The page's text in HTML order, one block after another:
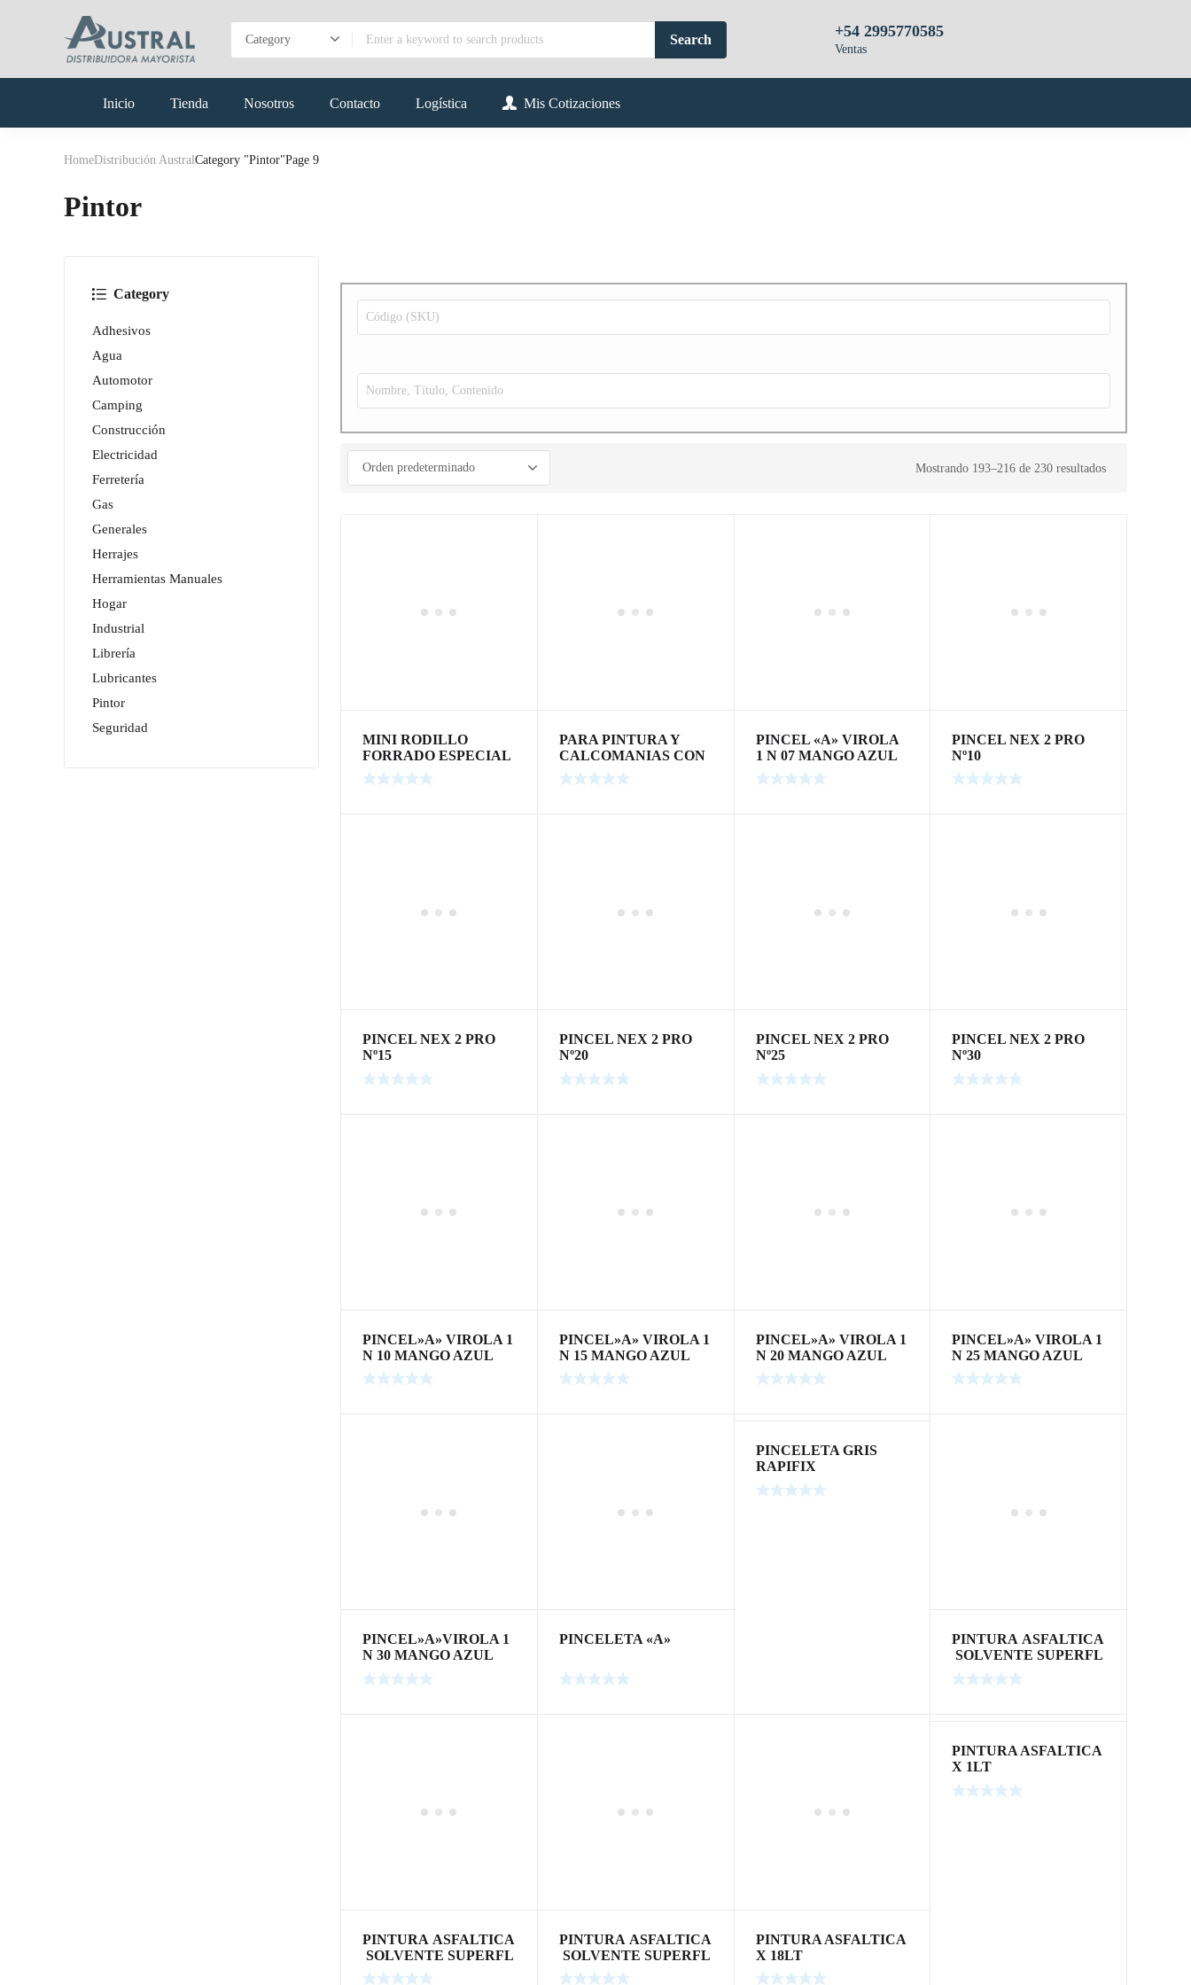
+54 2995770585
Ventas
Inicio Tienda Nosotros Contacto Logística Mis Cotizaciones
HomeDistribución Austral Category "Pintor"Page 9
Pintor
Category
Adhesivos
Agua
Automotor
Camping
Construcción
Electricidad
Ferretería
Gas
Generales
Herrajes
Herramientas Manuales
Hogar
Industrial
Librería
Lubricantes
Pintor
Seguridad
Mostrando 193–216 de 230 resultados
MINI RODILLO
FORRADO ESPECIAL
8 cm
PARA PINTURA Y
CALCOMANIAS CON
2HOJAS
PINCEL «A» VIROLA
1 N 07 MANGO AZUL
PINCEL NEX 2 PRO
Nº10
PINCEL NEX 2 PRO
Nº15
PINCEL NEX 2 PRO
Nº20
PINCEL NEX 2 PRO
Nº25
PINCEL NEX 2 PRO
Nº30
PINCEL»A» VIROLA 1
N 10 MANGO AZUL
PINCEL»A» VIROLA 1
N 15 MANGO AZUL
PINCEL»A» VIROLA 1
N 20 MANGO AZUL
PINCEL»A» VIROLA 1
N 25 MANGO AZUL
PINCEL»A»VIROLA 1
N 30 MANGO AZUL
PINCELETA «A»
PINCELETA GRIS
RAPIFIX
PINTURA ASFALTICA
SOLVENTE SUPERFL
EX 1 LTS
PINTURA ASFALTICA
SOLVENTE SUPERFL
EX 18 LTS
PINTURA ASFALTICA
SOLVENTE SUPERFL
EX 4 LTS
PINTURA ASFALTICA
X 18LT
PINTURA ASFALTICA
X 1LT